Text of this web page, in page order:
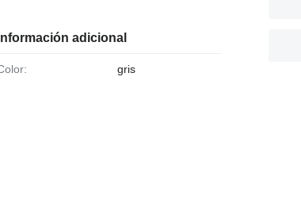
Información adicional
Color: gris